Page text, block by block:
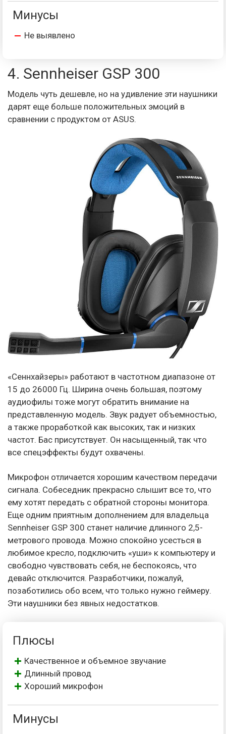
Минусы
Не выявлено
4. Sennheiser GSP 300
Модель чуть дешевле, но на удивление эти наушники
дарят еще больше положительных эмоций в
сравнении с продуктом от ASUS.
«Сеннхайзеры» работают в частотном диапазоне от
15 до 26000 Гц. Ширина очень большая, поэтому
аудиофилы тоже могут обратить внимание на
представленную модель. Звук радует объемностью,
а также проработкой как высоких, так и низких
частот. Бас присутствует. Он насыщенный, так что
все спецэффекты будут охвачены.
Микрофон отличается хорошим качеством передачи
сигнала. Собеседник прекрасно слышит все то, что
ему хотят передать с обратной стороны монитора.
Еще одним приятным дополнением для владельца
Sennheiser GSP 300 станет наличие длинного 2,5-
метрового провода. Можно спокойно усесться в
любимое кресло, подключить «уши» к компьютеру и
свободно чувствовать себя, не беспокоясь, что
девайс отключится. Разработчики, пожалуй,
позаботились обо всем, что только нужно геймеру.
Эти наушники без явных недостатков.
Плюсы
Качественное и объемное звучание
Длинный провод
Хороший микрофон
Минусы